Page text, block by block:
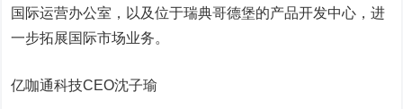
国际运营办公室，以及位于瑞典哥德堡的产品开发中心，进
一步拓展国际市场业务。
亿咖通科技CEO沈子瑜